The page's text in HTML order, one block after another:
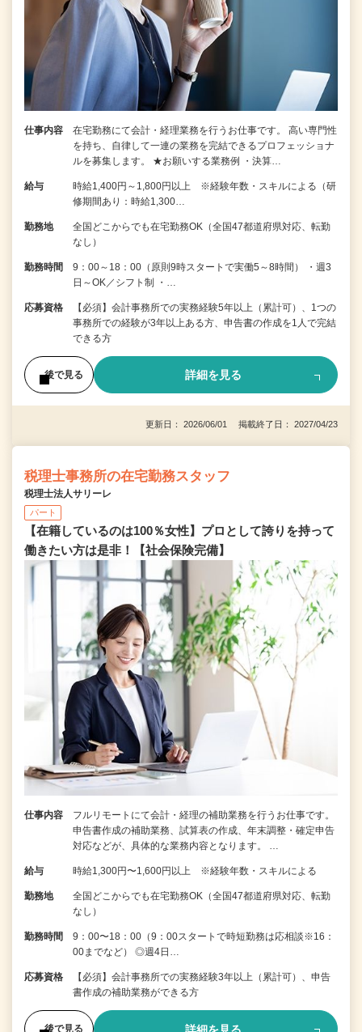
仕事内容
在宅勤務にて会計・経理業務を行うお仕事です。 高い専門性
を持ち、自律して一連の業務を完結できるプロフェッショナ
ルを募集します。 ★お願いする業務例 ・決算…
給与
時給1,400円～1,800円以上 ※経験年数・スキルによる（研
修期間あり：時給1,300…
勤務地
全国どこからでも在宅勤務OK（全国47都道府県対応、転勤
なし）
勤務時間
9：00～18：00（原則9時スタートで実働5～8時間） ・週3
日～OK／シフト制 ・…
応募資格
【必須】会計事務所での実務経験5年以上（累計可）、1つの
事務所での経験が3年以上ある方、申告書の作成を1人で完結
できる方
後で見る 詳細を見る
更新日： 2026/06/01 掲載終了日： 2027/04/23
税理士事務所の在宅勤務スタッフ
税理士法人サリーレ
パート
【在籍しているのは100％女性】プロとして誇りを持って
働きたい方は是非！【社会保険完備】
仕事内容
フルリモートにて会計・経理の補助業務を行うお仕事です。
申告書作成の補助業務、試算表の作成、年末調整・確定申告
対応などが、具体的な業務内容となります。 …
給与 時給1,300円〜1,600円以上 ※経験年数・スキルによる
勤務地
全国どこからでも在宅勤務OK（全国47都道府県対応、転勤
なし）
勤務時間
9：00〜18：00（9：00スタートで時短勤務は応相談※16：
00までなど） ◎週4日…
応募資格
【必須】会計事務所での実務経験3年以上（累計可）、申告
書作成の補助業務ができる方
後で見る